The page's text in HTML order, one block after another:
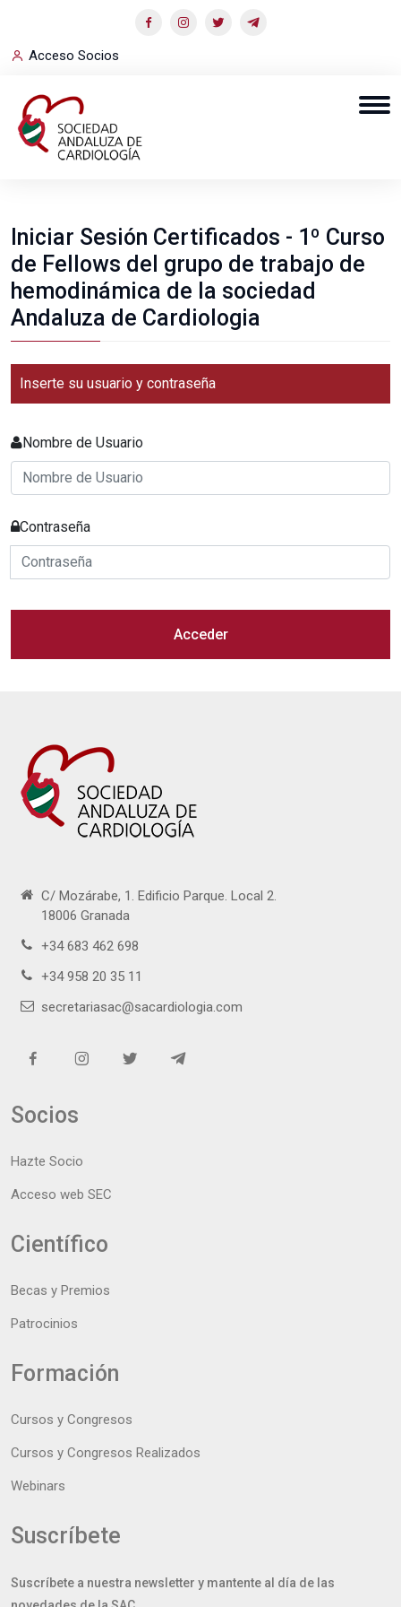
Acceso Socios
Iniciar Sesión Certificados - 1º Curso
de Fellows del grupo de trabajo de
hemodinámica de la sociedad
Andaluza de Cardiologia
Inserte su usuario y contraseña
Nombre de Usuario
Contraseña
Acceder
C/ Mozárabe, 1. Edificio Parque. Local 2.
18006 Granada
+34 683 462 698
+34 958 20 35 11
secretariasac@sacardiologia.com
Socios
Hazte Socio
Acceso web SEC
Científico
Becas y Premios
Patrocinios
Formación
Cursos y Congresos
Cursos y Congresos Realizados
Webinars
Suscríbete
Suscríbete a nuestra newsletter y mantente al día de las